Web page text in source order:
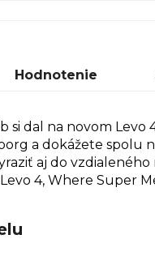
Hodnotenie
si dal na novom
a dokážete spolu
aj do
4, Where Super